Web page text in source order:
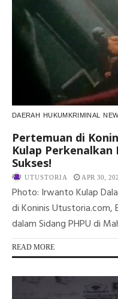
DAERAH HUKUMKRIMINAL
Pertemuan di
Kulap Perkenalkan
Sukses!
UTUSTORIA APR 30,
Photo: Irwanto Kulap
di Koninis Utustoria.com,
dalam Sidang PHPU di
READ MORE